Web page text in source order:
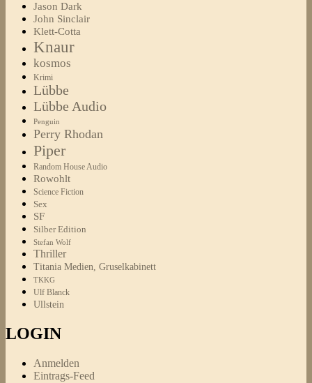
Jason Dark
John Sinclair
Klett-Cotta
Knaur
kosmos
Krimi
Lübbe
Lübbe Audio
Penguin
Perry Rhodan
Piper
Random House Audio
Rowohlt
Science Fiction
Sex
SF
Silber Edition
Stefan Wolf
Thriller
Titania Medien, Gruselkabinett
TKKG
Ulf Blanck
Ullstein
LOGIN
Anmelden
Eintrags-Feed